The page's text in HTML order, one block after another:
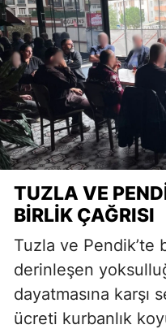
TUZLA VE
BIRLIK ÇAĞRISI
Tuzla ve Pendik’te
derinleşen
dayatmasına karşı
ücreti kurbanlık